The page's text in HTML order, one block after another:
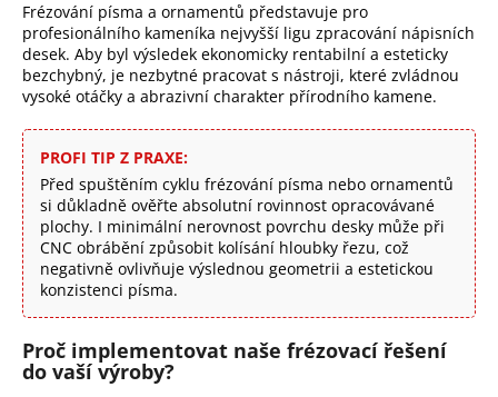
p
r
v
k
y
ý
p
i
s
u
Frézování písma a ornamentů představuje pro
profesionálního kameníka nejvyšší ligu zpracování nápisních
desek. Aby byl výsledek ekonomicky rentabilní a esteticky
bezchybný, je nezbytné pracovat s nástroji, které zvládnou
vysoké otáčky a abrazivní charakter přírodního kamene.
PROFI TIP Z PRAXE:
Před spuštěním cyklu frézování písma nebo ornamentů
si důkladně ověřte absolutní rovinnost opracovávané
plochy. I minimální nerovnost povrchu desky může při
CNC obrábění způsobit kolísání hloubky řezu, což
negativně ovlivňuje výslednou geometrii a estetickou
konzistenci písma.
Proč implementovat naše frézovací řešení
do vaší výroby?